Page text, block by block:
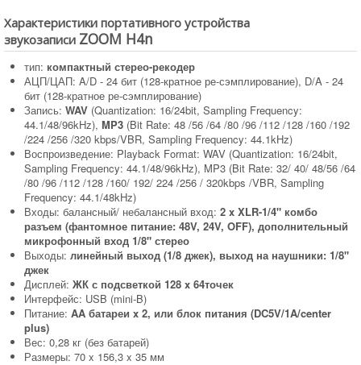
Характеристики портативного устройства
звукозаписи ZOOM H4n
тип: компактный стерео-рекодер
АЦП/ЦАП: A/D - 24 бит (128-кратное ре-сэмплирование), D/A - 24
бит (128-кратное ре-сэмплирование)
Запись: WAV (Quantization: 16/24bit, Sampling Frequency:
44.1/48/96kHz), MP3 (Bit Rate: 48 /56 /64 /80 /96 /112 /128 /160 /192
/224 /256 /320 kbps/VBR, Sampling Frequency: 44.1kHz)
Воспроизведение: Playback Format: WAV (Quantization: 16/24bit,
Sampling Frequency: 44.1/48/96kHz), MP3 (Bit Rate: 32/ 40/ 48/56 /64
/80 /96 /112 /128 /160/ 192/ 224 /256 / 320kbps /VBR, Sampling
Frequency: 44.1/48kHz)
Входы: балансный/ небалансный вход: 2 x XLR-1/4" комбо
разъем (фантомное питание: 48V, 24V, OFF), дополнительный
микрофонный вход 1/8" стерео
Выходы: линейный выход (1/8 джек), выход на наушники: 1/8"
джек
Дисплей: ЖК с подсветкой 128 x 64точек
Интерфейс: USB (mini-B)
Питание: AA батареи x 2, или блок питания (DC5V/1A/center
plus)
Вес: 0,28 кг (без батарей)
Размеры: 70 x 156,3 x 35 мм